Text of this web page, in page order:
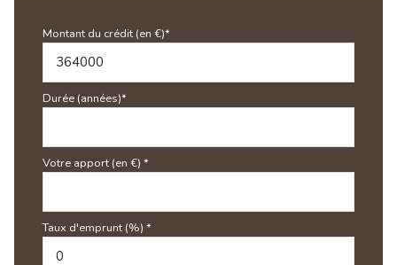
Montant du crédit (en €)*
Durée (années)*
Votre apport (en €) *
Taux d'emprunt (%) *